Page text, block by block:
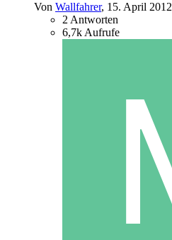
Von Wallfahrer, 15. April 2012
2 Antworten
6,7k Aufrufe